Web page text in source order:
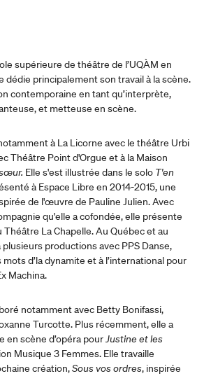
supérieure de théâtre de l’UQÀM en
dédie principalement son travail à la scène.
contemporaine en tant qu’interprète,
et metteuse en scène.
à La Licorne avec le théâtre Urbi
Théâtre Point d'Orgue et à la Maison
Elle s'est illustrée dans le solo T'en
à Espace Libre en 2014-2015, une
de l'œuvre de Pauline Julien. Avec
qu'elle a cofondée, elle présente
Théâtre La Chapelle. Au Québec et au
plusieurs productions avec PPS Danse,
d’la dynamite et à l’international pour
Machina.
notamment avec Betty Bonifassi,
Turcotte. Plus récemment, elle a
en scène d’opéra pourJustine et les
Musique 3 Femmes. Elle travaille
création,Sous vos ordres, inspirée